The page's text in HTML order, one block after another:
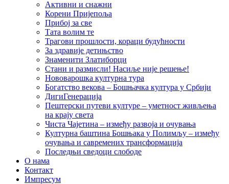
Активни и снажни
Корени Пријепоља
Прибој за све
Тата волим те
Трагови прошлости, кораци будућности
За здравије детињство
Знаменити Златиборци
Стани и размисли! Насиље није решење!
Нововарошка културна тура
Богатство векова – Бошњачка култура у Србији
ДигиГенерација
Пештерски путеви културе – уметност живљења
на крају света
Чиста Чајетина – између развоја и очувања
Културна баштина Бошњака у Полимљу – између
очувања и савремених трансформација
Последњи сведоци слободе
О нама
Контакт
Импресум